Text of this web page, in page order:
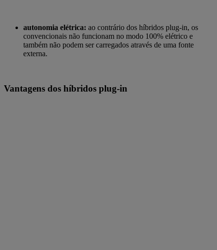
autonomia elétrica: ao contrário dos híbridos plug-in, os
convencionais não funcionam no modo 100% elétrico e
também não podem ser carregados através de uma fonte
externa.
Vantagens dos híbridos plug-in